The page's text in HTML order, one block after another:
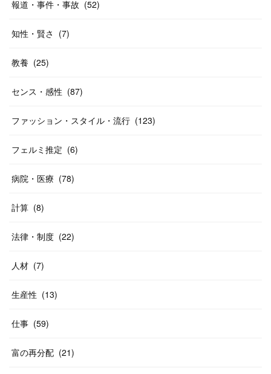
報道・事件・事故 (52)
知性・賢さ (7)
教養 (25)
センス・感性 (87)
ファッション・スタイル・流行 (123)
フェルミ推定 (6)
病院・医療 (78)
計算 (8)
法律・制度 (22)
人材 (7)
生産性 (13)
仕事 (59)
富の再分配 (21)